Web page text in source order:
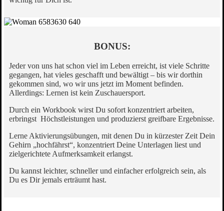
BONUS:
Jeder von uns hat schon viel im Leben erreicht, ist viele Schritte
gegangen, hat vieles geschafft und bewältigt – bis wir dorthin
gekommen sind, wo wir uns jetzt im Moment befinden.
Allerdings: Lernen ist kein Zuschauersport.
Durch ein Workbook wirst Du sofort konzentriert arbeiten,
erbringst Höchstleistungen und produzierst greifbare Ergebnisse.
Lerne Aktivierungsübungen, mit denen Du in kürzester Zeit Dein
Gehirn „hochfährst“, konzentriert Deine Unterlagen liest und
zielgerichtete Aufmerksamkeit erlangst.
Du kannst leichter, schneller und einfacher erfolgreich sein, als
Du es Dir jemals erträumt hast.